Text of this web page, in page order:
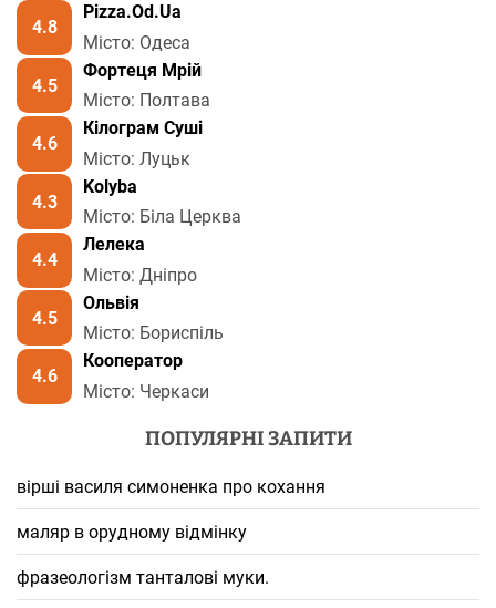
4.8
Pizza.Od.Ua
Місто: Одеса
4.5
Фортеця Мрій
Місто: Полтава
4.6
Кілограм Суші
Місто: Луцьк
4.3
Kolyba
Місто: Біла Церква
4.4
Лелека
Місто: Дніпро
4.5
Ольвія
Місто: Бориспіль
4.6
Кооператор
Місто: Черкаси
ПОПУЛЯРНІ ЗАПИТИ
вірші василя симоненка про кохання
маляр в орудному відмінку
фразеологізм танталові муки.